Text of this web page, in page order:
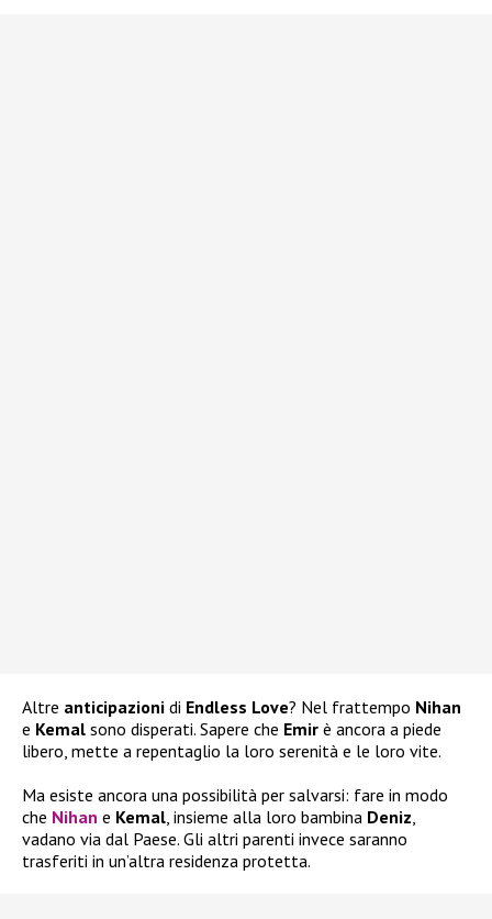
Altre anticipazioni di Endless Love? Nel frattempo Nihan
e Kemal sono disperati. Sapere che Emir è ancora a piede
libero, mette a repentaglio la loro serenità e le loro vite.
Ma esiste ancora una possibilità per salvarsi: fare in modo
che Nihan e Kemal, insieme alla loro bambina Deniz,
vadano via dal Paese. Gli altri parenti invece saranno
trasferiti in un’altra residenza protetta.